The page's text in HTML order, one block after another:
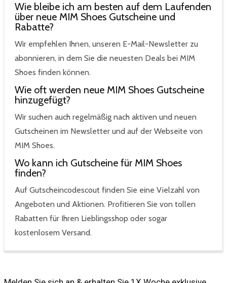
Wie bleibe ich am besten auf dem Laufenden
über neue MIM Shoes Gutscheine und
Rabatte?
Wir empfehlen Ihnen, unseren E-Mail-Newsletter zu
abonnieren, in dem Sie die neuesten Deals bei MIM
Shoes finden können.
Wie oft werden neue MIM Shoes Gutscheine
hinzugefügt?
Wir suchen auch regelmäßig nach aktiven und neuen
Gutscheinen im Newsletter und auf der Webseite von
MIM Shoes.
Wo kann ich Gutscheine für MIM Shoes
finden?
Auf Gutscheincodescout finden Sie eine Vielzahl von
Angeboten und Aktionen. Profitieren Sie von tollen
Rabatten für Ihren Lieblingsshop oder sogar
kostenlosem Versand.